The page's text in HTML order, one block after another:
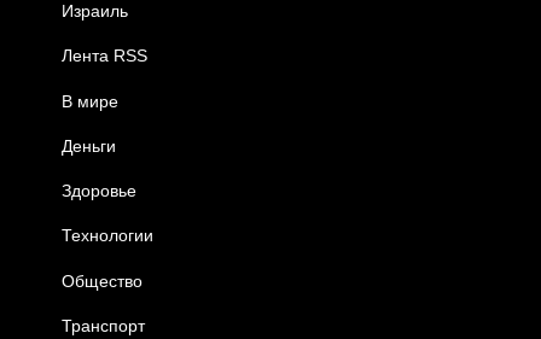
Израиль
Лента RSS
В мире
Деньги
Здоровье
Технологии
Общество
Транспорт